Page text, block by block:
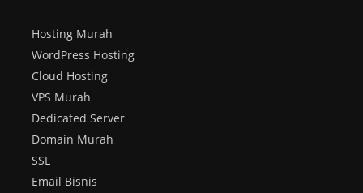
Hosting Murah
WordPress Hosting
Cloud Hosting
VPS Murah
Dedicated Server
Domain Murah
SSL
Email Bisnis